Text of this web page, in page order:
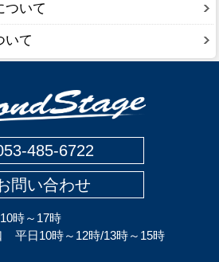
ついて
いて
485-6722
問い合わせ
時～17時
平日10時～12時/13時～15時